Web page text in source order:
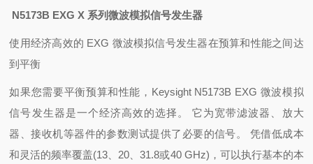
N5173B EXG X 系列微波模拟信号发生器
使用经济高效的 EXG 微波模拟信号发生器在预算和性能之间达
到平衡
如果您需要平衡预算和性能，Keysight N5173B EXG 微波模拟
信号发生器是一个经济高效的选择。 它为宽带滤波器、放大
器、接收机等器件的参数测试提供了必要的信号。 凭借低成本
和灵活的频率覆盖(13、20、31.8或40 GHz)，可以执行基本的本